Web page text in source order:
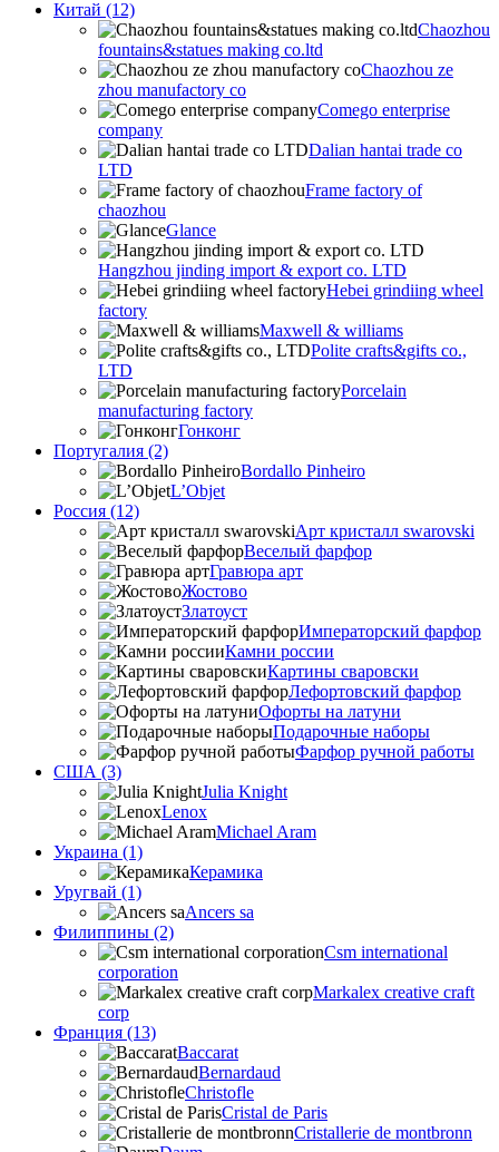
Китай (12)
Chaozhou
fountains&statues making co.ltd
Chaozhou ze
zhou manufactory co
Comego enterprise
company
Dalian hantai trade co
LTD
Frame factory of
chaozhou
Glance
Hangzhou jinding import & export co. LTD
Hebei grindiing wheel
factory
Maxwell & williams
Polite crafts&gifts co.,
LTD
Porcelain
manufacturing factory
Гонконг
Португалия (2)
Bordallo Pinheiro
L’Objet
Россия (12)
Арт кристалл swarovski
Веселый фарфор
Гравюра арт
Жостово
Златоуст
Императорский фарфор
Камни россии
Картины сваровски
Лефортовский фарфор
Офорты на латуни
Подарочные наборы
Фарфор ручной работы
США (3)
Julia Knight
Lenox
Michael Aram
Украина (1)
Керамика
Уругвай (1)
Ancers sa
Филиппины (2)
Csm international
corporation
Markalex creative craft
corp
Франция (13)
Baccarat
Bernardaud
Christofle
Cristal de Paris
Cristallerie de montbronn